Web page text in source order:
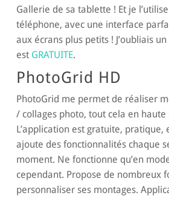
Gallerie de sa tablette ! Et je
téléphone, avec une interface
aux écrans plus petits ! J’oubliais
est GRATUITE.
PhotoGrid HD
PhotoGrid me permet de réaliser
/ collages photo, tout cela en haute
L’application est gratuite, pratique,
ajoute des fonctionnalités chaque
moment. Ne fonctionne qu’en
cependant. Propose de nombreux
personnaliser ses montages.